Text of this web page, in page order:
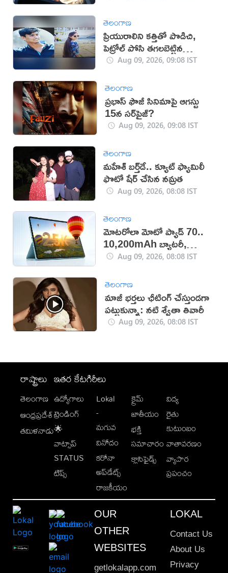
తెలంగాణ
ప్రియురాలిని కత్తితో పొడిచి,
పెట్రోల్ పోసి తగలబెట్టిన
ప్రియుడు!
Aug 09, 2026, 09:08 IST
తెలంగాణ
ప్రభాస్ ఫౌజీ సినిమాపై ఆగస్టు
15న సర్‌ప్రైజ్?
Aug 09, 2026, 09:08 IST
తెలంగాణ
మహేశ్‌ బర్త్‌డే.. క్యూట్‌ ఫ్యామిలీ
ఫొటో షేర్ చేసిన నమ్రత
Aug 09, 2026, 08:08 IST
తెలంగాణ
మోటరోలా మోటో ప్యాడ్ 70..
10,200mAh బ్యాటరీ,
5Gతో కొత్త టాబ్లెట్ విడుదల
Aug 09, 2026, 08:08 IST
తెలంగాణ
మాజీ భర్తలు ఛీటింగ్ చేస్తుండగా
పట్టుకున్నా: నటి శ్వేతా తివారీ
Aug 09, 2026, 08:08 IST
రాష్ట్రాలు
తెలంగాణ
ఆంధ్రప్రదేశ్
తమిళనాడు
ఇతర కేటగిరీలు
ఉద్యోగాలు
ట్రెండింగ్
🌟
వాట్సాప్
STATUS
టిప్స్
Lokal
-
మగువ
వినోదం
కరోనా
అప్‌డేట్స్
రాజకీయం
క్రైమ్
జాతీయం
భక్తి
సమాచారం
క్లాసిఫైడ్స్
విద్య
రైతు
కుటుంబం
వాతావరణం
వ్యాపార
ప్రపంచం
OUR
OTHER
WEBSITES
getlokalapp.com
LOKAL
Contact Us
About Us
Privacy